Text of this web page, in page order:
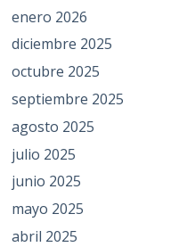
enero 2026
diciembre 2025
octubre 2025
septiembre 2025
agosto 2025
julio 2025
junio 2025
mayo 2025
abril 2025